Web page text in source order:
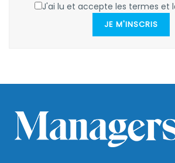
J'ai lu et accepte les termes et
JE M'INSCRIS